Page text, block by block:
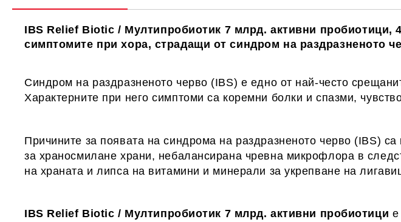
IBS Relief Biotic / Мултипробиотик 7 млрд. активни пробиотици, 4
симптомите при хора, страдащи от синдром на раздразненото
Синдром на раздразненото черво (IBS) е едно от най-често
Характерните при него симптоми са коремни болки и спазми,
Причините за появата на синдрома на раздразненото черво (IBS)
за храносмилане храни, небалансирана чревна микрофлора в
на храната и липса на витамини и минерали за укрепване на
IBS Relief Biotic / Мултипробиотик 7 млрд. активни пробиотици е